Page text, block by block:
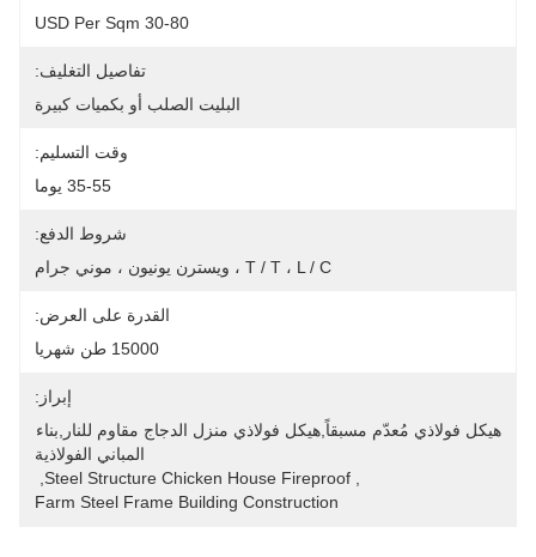
30-80 USD Per Sqm
تفاصيل التغليف:
البليت الصلب أو بكميات كبيرة
وقت التسليم:
35-55 يوما
شروط الدفع:
T / T ، L / C ، ويسترن يونيون ، موني جرام
القدرة على العرض:
15000 طن شهريا
إبراز:
المباني الفولاذية
Steel Structure Chicken House Fireproof
Farm Steel Frame Building Construction